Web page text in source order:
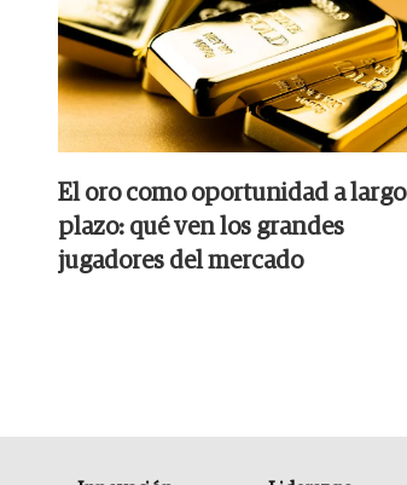
El oro como oportunidad a largo
plazo: qué ven los grandes
jugadores del mercado